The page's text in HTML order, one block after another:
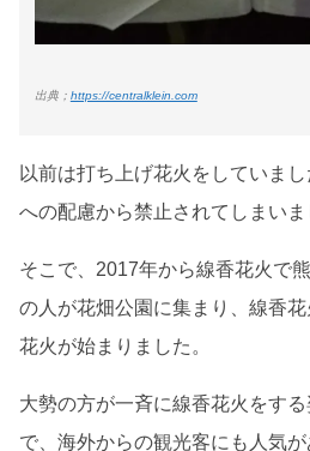
出典； https://centralklein.com
以前は打ち上げ花火をしていま
への配慮から禁止されてしまいま
そこで、2017年から線香花火で
の人が花畑公園に集まり、線香
花火が始まりました。
大勢の方が一斉に線香花火をす
で、海外からの観光客にも人気が